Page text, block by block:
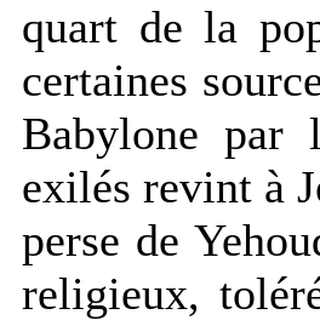
quart de la
certaines
Babylone par
exilés revint à
perse de
religieux,